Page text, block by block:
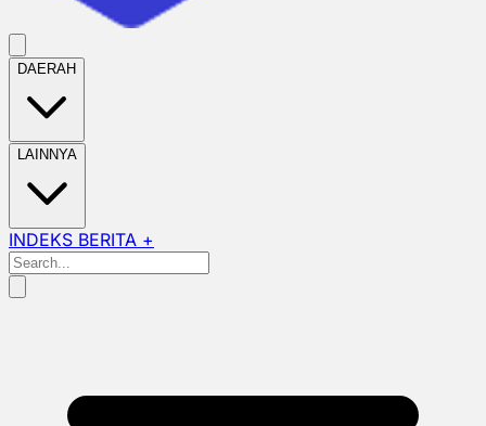
DAERAH
LAINNYA
INDEKS BERITA +